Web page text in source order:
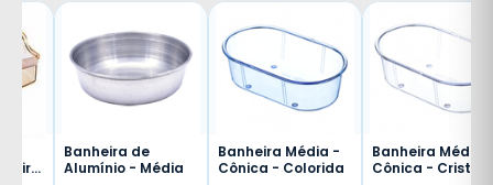
Banheira de
Alumínio - Média
Banheira Média -
Cônica - Colorida
Banheira Média -
Cônica - Cristal